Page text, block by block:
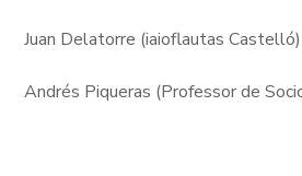
Juan Delatorre (iaioflautas Castelló)
Andrés Piqueras (Professor de